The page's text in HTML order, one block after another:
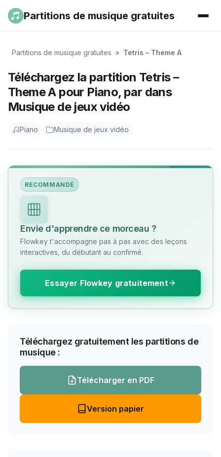
Partitions de musique gratuites
Partitions de musique gratuites » Tetris – Theme A
Téléchargez la partition Tetris –
Theme A pour Piano, par dans
Musique de jeux vidéo
Piano Musique de jeux vidéo
RECOMMANDÉ
Envie d'apprendre ce morceau ?
Flowkey t'accompagne pas à pas avec des leçons
interactives, du débutant au confirmé.
Essayer Flowkey gratuitement
Téléchargez gratuitement les partitions de
musique :
Télécharger en PDF
Version papier